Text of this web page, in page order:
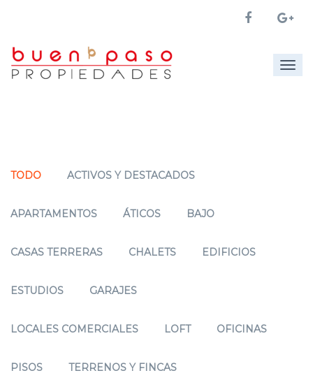
TODO ACTIVOS Y DESTACADOS
APARTAMENTOS ÁTICOS BAJO
CASAS TERRERAS CHALETS EDIFICIOS
ESTUDIOS GARAJES
LOCALES COMERCIALES LOFT OFICINAS
PISOS TERRENOS Y FINCAS